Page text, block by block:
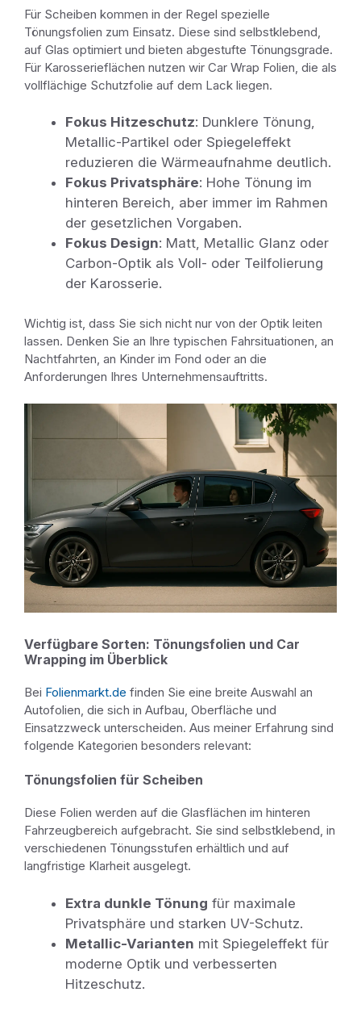
Für Scheiben kommen in der Regel spezielle
Tönungsfolien zum Einsatz. Diese sind selbstklebend,
auf Glas optimiert und bieten abgestufte Tönungsgrade.
Für Karosserieflächen nutzen wir Car Wrap Folien, die als
vollflächige Schutzfolie auf dem Lack liegen.
Fokus Hitzeschutz: Dunklere Tönung,
Metallic-Partikel oder Spiegeleffekt
reduzieren die Wärmeaufnahme deutlich.
Fokus Privatsphäre: Hohe Tönung im
hinteren Bereich, aber immer im Rahmen
der gesetzlichen Vorgaben.
Fokus Design: Matt, Metallic Glanz oder
Carbon-Optik als Voll- oder Teilfolierung
der Karosserie.
Wichtig ist, dass Sie sich nicht nur von der Optik leiten
lassen. Denken Sie an Ihre typischen Fahrsituationen, an
Nachtfahrten, an Kinder im Fond oder an die
Anforderungen Ihres Unternehmensauftritts.
Verfügbare Sorten: Tönungsfolien und Car
Wrapping im Überblick
Bei Folienmarkt.de finden Sie eine breite Auswahl an
Autofolien, die sich in Aufbau, Oberfläche und
Einsatzzweck unterscheiden. Aus meiner Erfahrung sind
folgende Kategorien besonders relevant:
Tönungsfolien für Scheiben
Diese Folien werden auf die Glasflächen im hinteren
Fahrzeugbereich aufgebracht. Sie sind selbstklebend, in
verschiedenen Tönungsstufen erhältlich und auf
langfristige Klarheit ausgelegt.
Extra dunkle Tönung für maximale
Privatsphäre und starken UV-Schutz.
Metallic-Varianten mit Spiegeleffekt für
moderne Optik und verbesserten
Hitzeschutz.